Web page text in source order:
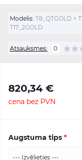
Modelis: T8_QTGOLD +
T17_2GOLD
Atsauksmes: 0
820,34 €
cena bez PVN
Augstuma tips *